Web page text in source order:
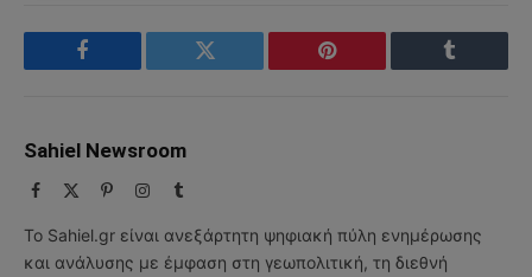
Facebook Twitter Pinterest Tumblr
Sahiel Newsroom
Facebook PinterestInstagram
Tumblr
Το Sahiel.gr είναι ανεξάρτητη ψηφιακή πύλη ενημέρωσης
και ανάλυσης με έμφαση στη γεωπολιτική, τη διεθνή